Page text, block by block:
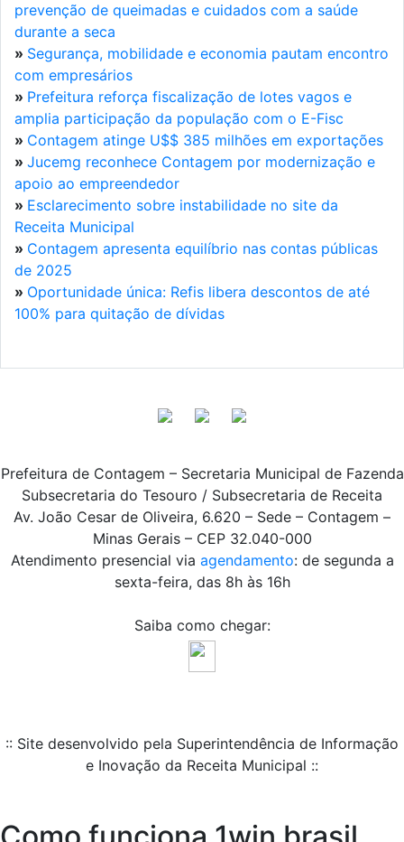
prevenção de queimadas e cuidados com a saúde
durante a seca
» Segurança, mobilidade e economia pautam encontro
com empresários
» Prefeitura reforça fiscalização de lotes vagos e
amplia participação da população com o E-Fisc
» Contagem atinge U$$ 385 milhões em exportações
» Jucemg reconhece Contagem por modernização e
apoio ao empreendedor
» Esclarecimento sobre instabilidade no site da
Receita Municipal
» Contagem apresenta equilíbrio nas contas públicas
de 2025
» Oportunidade única: Refis libera descontos de até
100% para quitação de dívidas
Prefeitura de Contagem – Secretaria Municipal de Fazenda
Subsecretaria do Tesouro / Subsecretaria de Receita
Av. João Cesar de Oliveira, 6.620 – Sede – Contagem –
Minas Gerais – CEP 32.040-000
Atendimento presencial via agendamento: de segunda a
sexta-feira, das 8h às 16h
Saiba como chegar:
:: Site desenvolvido pela Superintendência de Informação
e Inovação da Receita Municipal ::